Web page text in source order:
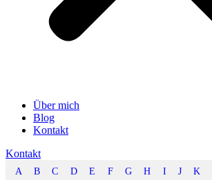
Über mich
Blog
Kontakt
Kontakt
A B C D E F G H I J K